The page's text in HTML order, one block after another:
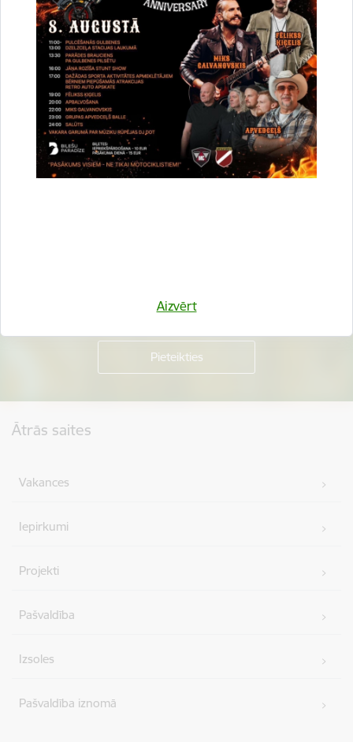
Aizvērt
Vai šī informācija bija noderīga?
Sniegt atsauksmi
Ātrās saites
Vakances
Iepirkumi
Projekti
Pašvaldība
Izsoles
Pašvaldība iznomā